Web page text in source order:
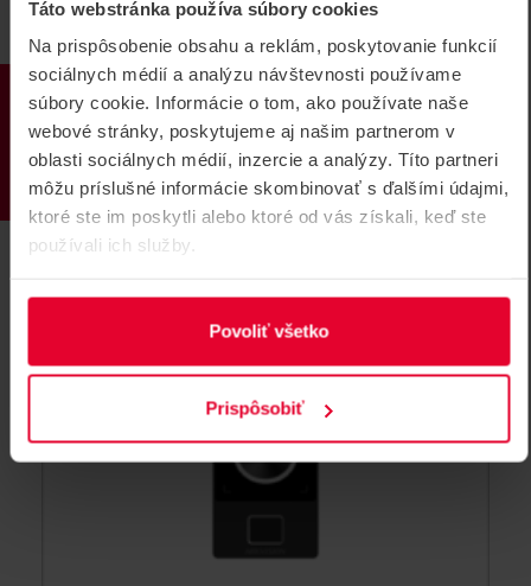
Táto webstránka používa súbory cookies
Na prispôsobenie obsahu a reklám, poskytovanie funkcií
sociálnych médií a analýzu návštevnosti používame
súbory cookie. Informácie o tom, ako používate naše
webové stránky, poskytujeme aj našim partnerom v
oblasti sociálnych médií, inzercie a analýzy. Títo partneri
môžu príslušné informácie skombinovať s ďalšími údajmi,
ktoré ste im poskytli alebo ktoré od vás získali, keď ste
používali ich služby.
Povoliť všetko
Prispôsobiť
PRODUKTY
HIKVISION DS-K1105EMB Čítačka EM
a MiFare kariet
Čítačka EM(125KHz) a Mifare kariet (13,56 MHz),
podpora RS-485, Wiegand (W26/W34) a OSDP
DS-K1105EMB